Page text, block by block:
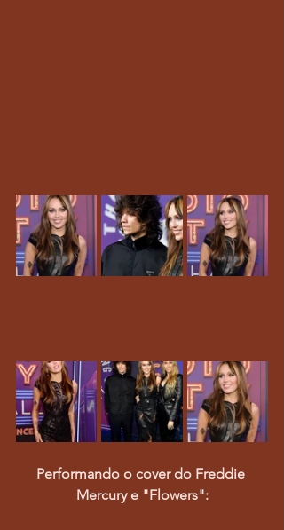
Performando o cover do Freddie
Mercury e "Flowers":